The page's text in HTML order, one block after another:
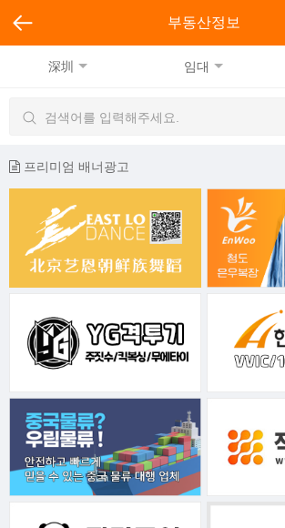
부동산정보
深圳 임대
프리미엄 배너광고